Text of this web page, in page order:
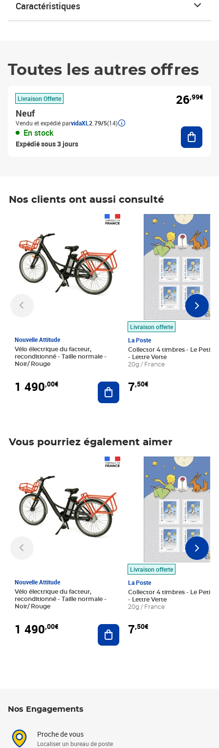
Caractéristiques
Toutes les autres offres
Livraison Offerte
Neuf
Vendu et expédié parvidaXL 2.79/5(14)
En stock
Expédié sous 3 jours
26,99€
Nos clients ont aussi consulté
Nouvelle Attitude
Vélo électrique du facteur,
reconditionné - Taille normale -
Noir/ Rouge
1 490,00€ Ajouter au panier
Livraison offerte
La Poste
Collector 4 timbres - Le Petit
- Lettre Verte
20g / France
7,50€
Prix 7,50€
Vous pourriez également aimer
Nouvelle Attitude
Vélo électrique du facteur,
reconditionné - Taille normale -
Noir/ Rouge
1 490,00€ Ajouter au panier
Livraison offerte
La Poste
Collector 4 timbres - Le Petit
- Lettre Verte
20g / France
7,50€
Prix 7,50€
Nos Engagements
Proche de vous
Localiser un bureau de poste